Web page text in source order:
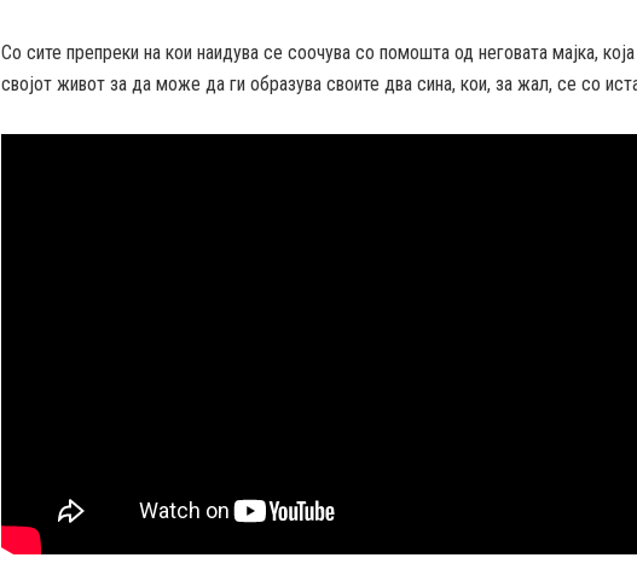
Со сите препреки на кои наидува се соочува со помошта од неговата мајка,
својот живот за да може да ги образува своите два сина, кои, за жал, се со